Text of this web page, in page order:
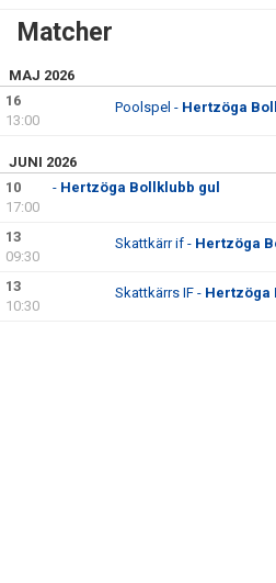
BILDGALLERI
KONTAKT
Matcher
MAJ 2026
16
13:00
Poolspel - Hertzöga
JUNI 2026
10
17:00
- Hertzöga Bollklubb gul
13
09:30
Skattkärr if - Hertzöga
13
10:30
Skattkärrs IF - Hertzöga